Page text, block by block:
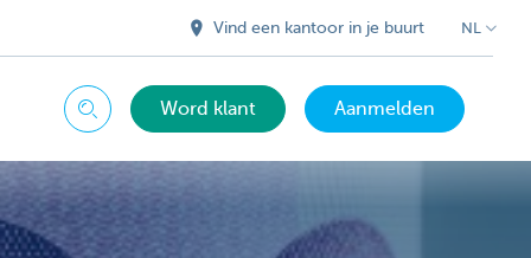
Vind een kantoor in je buurt NL
Zoeken Word klant Aanmelden